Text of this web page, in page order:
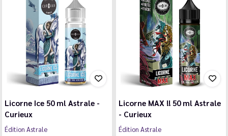
Licorne Ice 50 ml Astrale -
Curieux
Édition Astrale
Licorne MAX !! 50 ml Astrale
- Curieux
Édition Astrale